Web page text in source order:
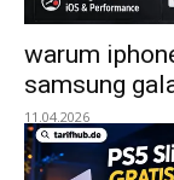
warum
samsung
11.04.2026